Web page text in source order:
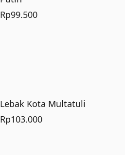
Rp99.500
Lebak Kota Multatuli
Rp103.000